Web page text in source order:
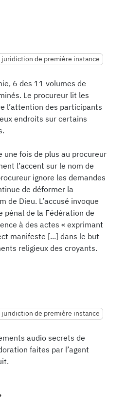
de première instance
6 des 11 volumes de
Le procureur lit les
l’attention des participants
endroits sur certains
une fois de plus au procureur
l’accent sur le nom de
ignore les demandes
de déformer la
de Dieu. L’accusé invoque
pénal de la Fédération de
à des actes « exprimant
manifeste [...] dans le but
religieux des croyants.
de première instance
audio secrets de
faites par l’agent